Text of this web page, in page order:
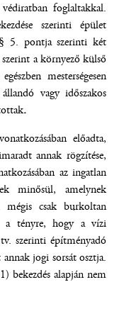
foglaltakkal.
szerinti épület
5. pontja szerinti két
szerint a környező külső
mesterségesen
vagy időszakos
.
előadta,
annak rögzítése,
az ingatlan
minősül, amelynek
mégis csak burkoltan
a tényre, hogy a vízi
szerinti építményadó
jogi sorsát osztja.
bekezdés alapján nem